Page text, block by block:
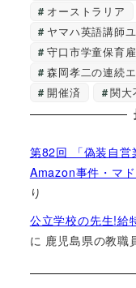
オーストラリア
ヤマハ英語講師
守口市学童保育
森岡孝二の連続
開催済
関大
第82回 「偽装自営
Amazon事件・マ
り
公立学校の先生!給
に 鹿児島県の教職